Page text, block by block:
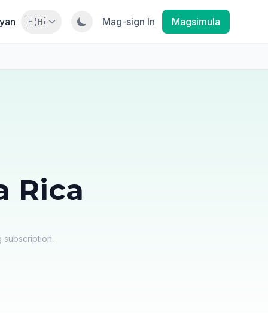
🇵🇭 Mag-sign In Magsimula
Rica
subscription.